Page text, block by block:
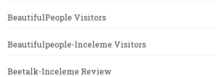
BeautifulPeople Visitors
Beautifulpeople-Inceleme Visitors
Beetalk-Inceleme Review